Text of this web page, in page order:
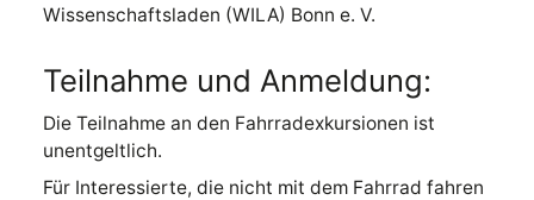
Wissenschaftsladen (WILA) Bonn e. V.
Teilnahme und Anmeldung:
Die Teilnahme an den Fahrradexkursionen ist
unentgeltlich.
Für Interessierte, die nicht mit dem Fahrrad fahren